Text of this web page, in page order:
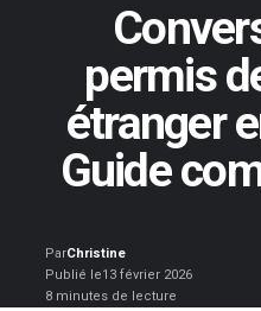
permis
étranger
Guide
ParChristine
Publié le13 février 2026
8 minutes de lecture